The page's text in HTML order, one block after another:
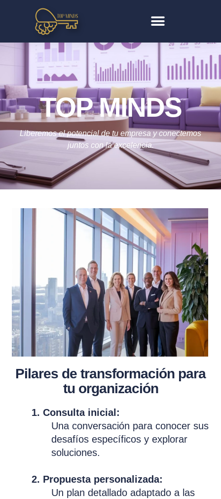
TOP MINDS
Liberemos el potencial de tu empresa y conectemos
juntos con la excelencia.
Pilares de transformación para
tu organización
1. Consulta inicial:
Una conversación para conocer sus
desafíos específicos y explorar
soluciones.
2. Propuesta personalizada:
Un plan detallado adaptado a las